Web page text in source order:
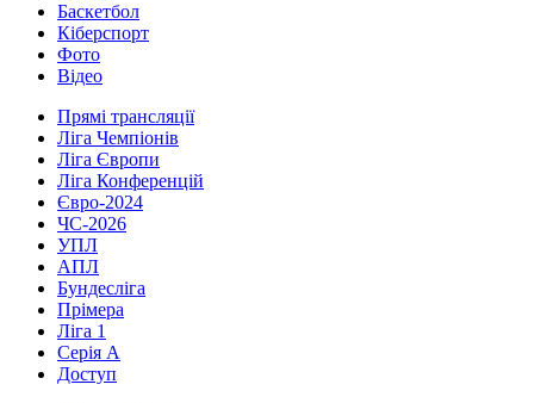
Баскетбол
Кіберспорт
Фото
Відео
Прямі трансляції
Ліга Чемпіонів
Ліга Європи
Ліга Конференцій
Євро-2024
ЧС-2026
УПЛ
АПЛ
Бундесліга
Прімера
Ліга 1
Серія А
Доступ